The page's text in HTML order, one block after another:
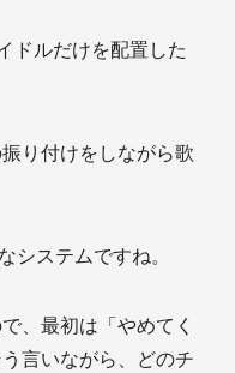
ドルだけを配置した
り付けをしながら歌
システムですね。
、最初は「やめてく
言いながら、どのチ